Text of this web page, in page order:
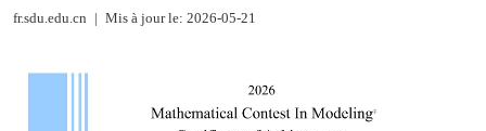
fr.sdu.edu.cn | Mis à jour le: 2026-05-21